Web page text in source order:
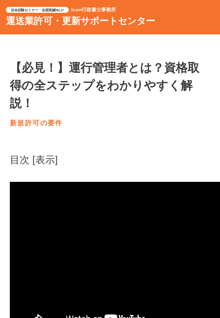
法令試験セミナー・全国実績No.1! Ican行政書士事務所
運送業許可・更新サポートセンター
【必見！】運行管理者とは？資格取
得の全ステップをわかりやすく解
説！
新規許可の要件
目次 [表示]